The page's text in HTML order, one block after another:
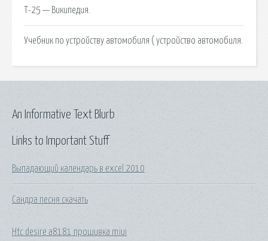
Т-25 — Википедия.
Учебник по устройству автомобиля ( устройство автомобиля.
Links to Important Stuff
Выпадающий календарь в excel 2010
Сандра песня скачать
Htc desire a8181 прошивка miui
An Informative Text Blurb